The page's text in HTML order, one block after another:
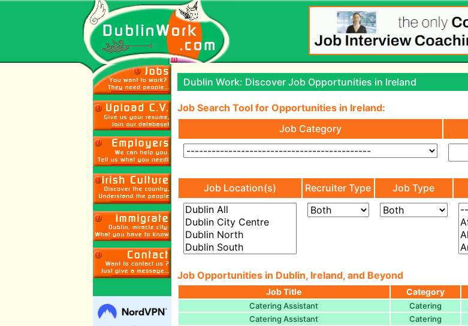
Dublin Work: Discover Job Opportunities in Ireland
Job Search Tool for Opportunities in Ireland:
Job Category
Job Location(s) Recruiter Type Job Type
Job Opportunities in Dublin, Ireland, and Beyond
Job Title Category
Catering Assistant Catering
Catering Assistant
Catering